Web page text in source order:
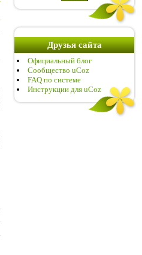
Друзья сайта
Официальный блог
Сообщество uCoz
FAQ по системе
Инструкции для uCoz